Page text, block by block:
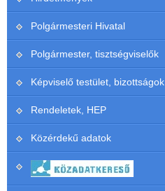
Polgármesteri Hivatal
Polgármester, tisztségviselők
Képviselő testület, bizottságok
Rendeletek, HEP
Közérdekű adatok